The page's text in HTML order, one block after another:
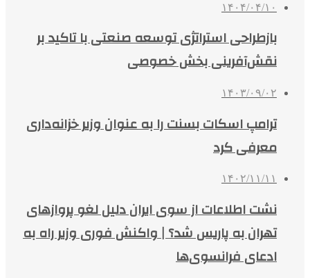
۱۴۰۴/۰۴/۱۰
بازطراحی استراتژی توسعه صنعتی با تاکید بر
نقش‌آفرینی بخش خصوصی
۱۴۰۳/۰۹/۰۲
ترامپ اسکات بسنت را به عنوان وزیر خزانه‌داری
معرفی کرد
۱۴۰۲/۱۱/۱۱
نشت اطلاعات از سوی ایران دلیل لغو پروازهای
تهران به پاریس شد؟ | واکنش فوری وزیر راه به
ادعای فرانسوی‌ها